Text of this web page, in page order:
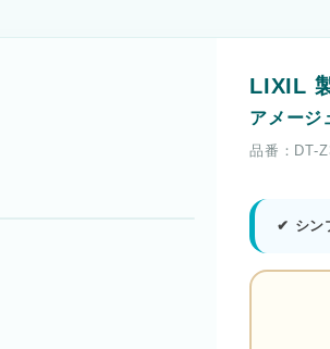
LIXIL
アメージ
品番：DT-
✔ シン